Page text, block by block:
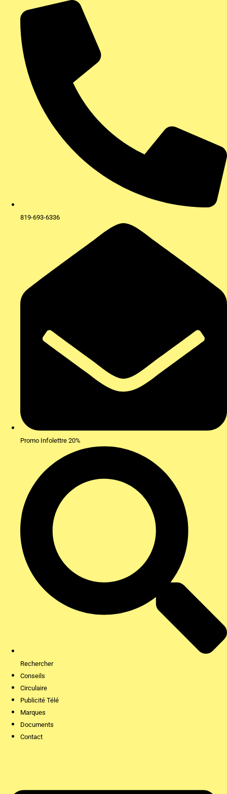
contenu
819-693-6336
Promo Infolettre 20%
Rechercher
Conseils
Circulaire
Publicité Télé
Marques
Documents
Contact